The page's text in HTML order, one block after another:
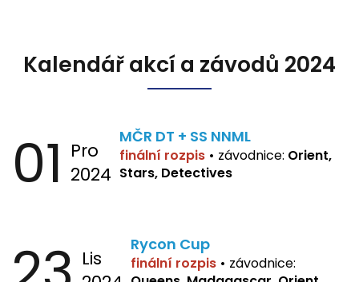
Kalendář akcí a závodů 2024
01 Pro
2024
MČR DT + SS NNML
finální rozpis • závodnice: Orient,
Stars, Detectives
Lis
Rycon Cup
finální rozpis • závodnice: